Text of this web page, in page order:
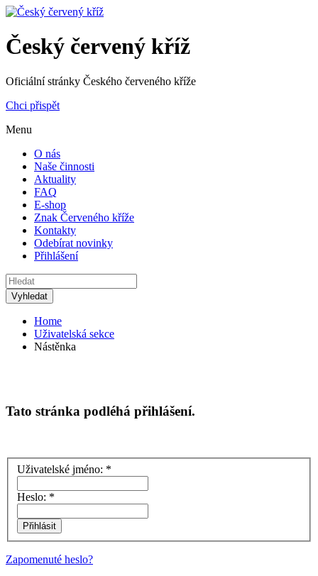
Český červený kříž
Oficiální stránky Českého červeného kříže
Chci přispět
Menu
O nás
Naše činnosti
Aktuality
FAQ
E-shop
Znak Červeného kříže
Kontakty
Odebírat novinky
Přihlášení
Home
Uživatelská sekce
Nástěnka
Tato stránka podléhá přihlášení.
Uživatelské jméno: *
Heslo: *
Zapomenuté heslo?